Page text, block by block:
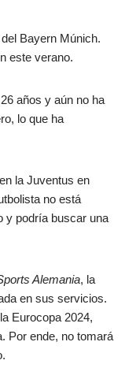
Bayern Múnich.
este verano.
años y aún no ha
lo que ha
la Juventus en
no está
y podría buscar una
Alemania, la
en sus servicios.
Eurocopa 2024,
Por ende, no tomará